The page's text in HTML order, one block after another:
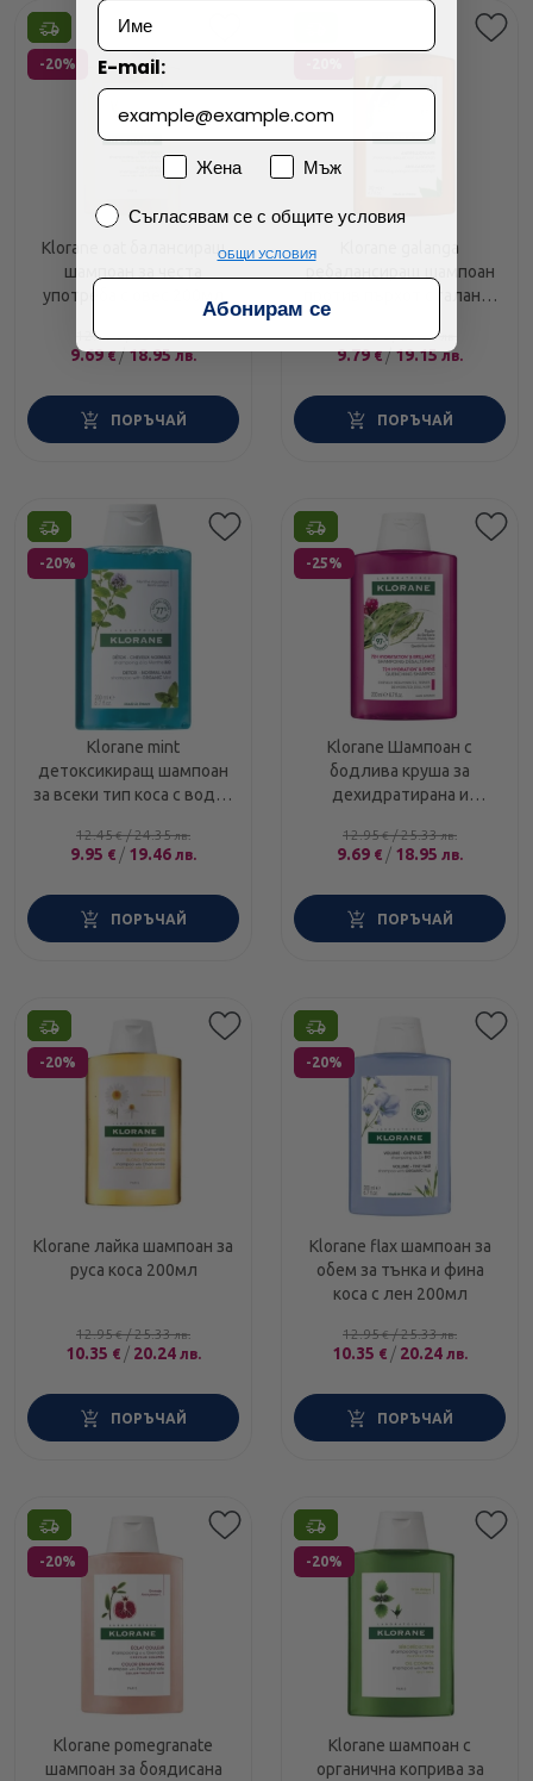
Етикети
-20%
Klorane oat балансиращ
шампоан за честа
употреба с овес 200мл
12.19€ / 23.84лв.
9.69€ /18.95лв.
ПОРЪЧАЙ
Klorane galanga
ребалансиращ шампоан
против пърхот с галанга
12.25€ / 23.96лв.
9.79€ /19.15лв.
ПОРЪЧАЙ
Етикети
-20%
Klorane mint
детоксикиращ шампоан
за всеки тип коса с водна
12.45€ / 24.35лв.
9.95 € / 19.46 лв.
ПОРЪЧАЙ
Етикети
-25%
Klorane Шампоан с
бодлива круша за
дехидратирана и
12.95€ / 25.33лв.
9.69 € / 18.95 лв.
ПОРЪЧАЙ
Етикети
-20%
Klorane лайка шампоан за
руса коса 200мл
12.95€ / 25.33лв.
10.35 € / 20.24 лв.
ПОРЪЧАЙ
Етикети
-20%
Klorane flax шампоан за
обем за тънка и фина
коса с лен 200мл
12.95€ / 25.33лв.
10.35 € / 20.24 лв.
ПОРЪЧАЙ
Етикети
-20%
Klorane pomegranate
шампоан за боядисана
Етикети
-20%
Klorane шампоан с
органична коприва за
Технически проблем с плащането
Намерих по-евтино
E-mail:
ПолЖена
Мъж
Съгласявам се с общите условия
Съгласявам се с общите условия
ОБЩИ УСЛОВИЯ
Абонирам се